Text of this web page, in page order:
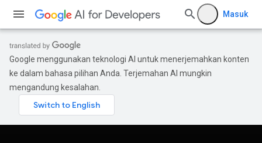
Masuk
Google menggunakan teknologi AI untuk menerjemahkan konten
ke dalam bahasa pilihan Anda. Terjemahan AI mungkin
mengandung kesalahan.